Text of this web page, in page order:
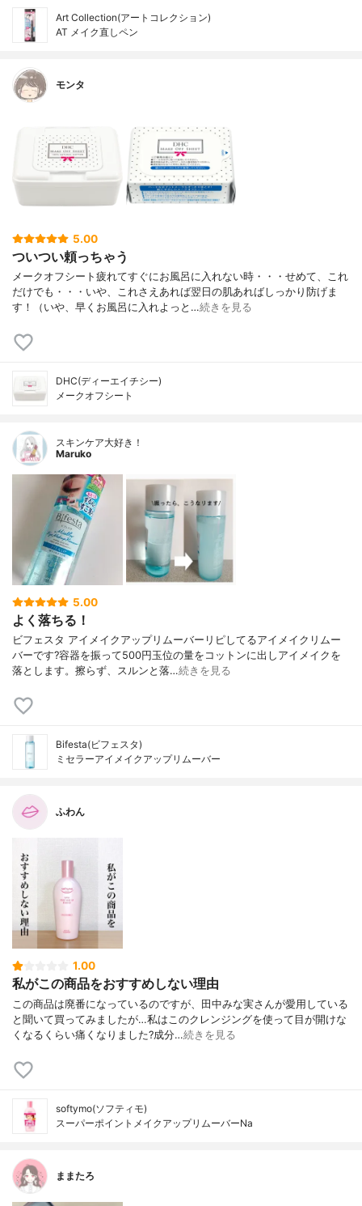
Art Collection(アートコレクション)
AT メイク直しペン
モンタ
5.00
ついつい頼っちゃう
メークオフシート疲れてすぐにお風呂に入れない時・・・せめて、これ
だけでも・・・いや、これさえあれば翌日の肌あればしっかり防げま
す！（いや、早くお風呂に入れよっと…続きを見る
DHC(ディーエイチシー)
メークオフシート
スキンケア大好き！
Maruko
5.00
よく落ちる！
ビフェスタ アイメイクアップリムーバーリピしてるアイメイクリムー
バーです?容器を振って500円玉位の量をコットンに出しアイメイクを
落とします。擦らず、スルンと落…続きを見る
Bifesta(ビフェスタ)
ミセラーアイメイクアップリムーバー
ふわん
1.00
私がこの商品をおすすめしない理由
この商品は廃番になっているのですが、田中みな実さんが愛用している
と聞いて買ってみましたが…私はこのクレンジングを使って目が開けな
くなるくらい痛くなりました?成分…続きを見る
softymo(ソフティモ)
スーパーポイントメイクアップリムーバーNa
ままたろ